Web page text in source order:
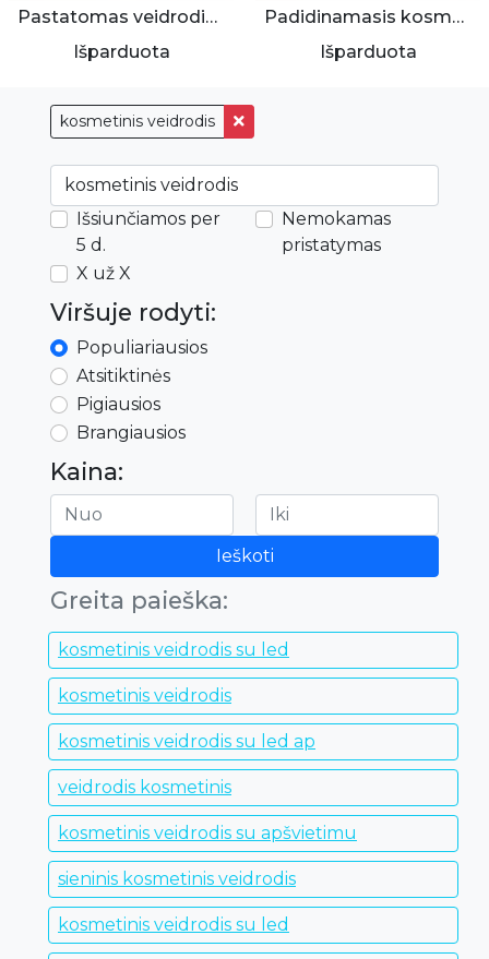
kosmetinis veidrodis
Išsiunčiamos per
5 d.
Nemokamas
pristatymas
X už X
Viršuje rodyti:
Populiariausios
Atsitiktinės
Pigiausios
Brangiausios
Kaina:
Ieškoti
Greita paieška:
kosmetinis veidrodis su led
kosmetinis veidrodis
kosmetinis veidrodis su led ap
veidrodis kosmetinis
kosmetinis veidrodis su apšvietimu
sieninis kosmetinis veidrodis
kosmetinis veidrodis su led
Pastatomas veidrodis su apšvietimu
Išparduota
Padidinamasis kosmetinis veidrodis su apšvietimu
Išparduota